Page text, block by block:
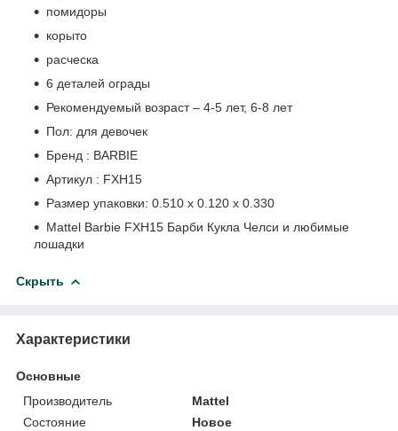
помидоры
корыто
расческа
6 деталей ограды
Рекомендуемый возраст – 4-5 лет, 6-8 лет
Пол: для девочек
Бренд : BARBIE
Артикул : FXH15
Размер упаковки: 0.510 х 0.120 х 0.330
Mattel Barbie FXH15 Барби Кукла Челси и любимые
лошадки
Скрыть
Характеристики
Основные
Производитель
Mattel
Состояние
Новое